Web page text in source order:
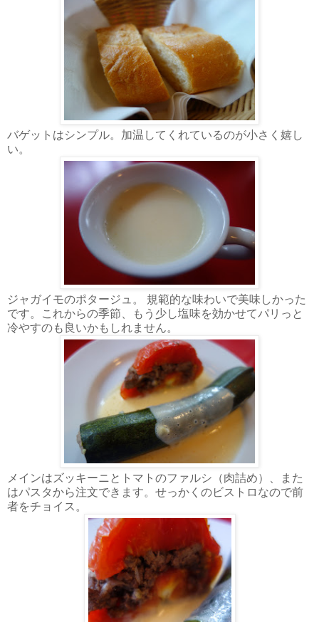
バゲットはシンプル。加温してくれているのが小さく嬉し
い。
ジャガイモのポタージュ。 規範的な味わいで美味しかった
です。これからの季節、もう少し塩味を効かせてパリっと
冷やすのも良いかもしれません。
メインはズッキーニとトマトのファルシ（肉詰め）、また
はパスタから注文できます。せっかくのビストロなので前
者をチョイス。